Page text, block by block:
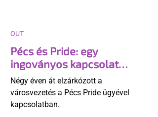
Pécs és Pride: egy
ingoványos kapcsolat
története
Négy éven át elzárkózott a
városvezetés a Pécs Pride ügyével
kapcsolatban.
OUT